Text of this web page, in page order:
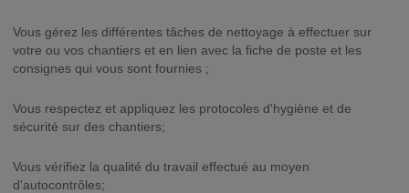
Vous gérez les différentes tâches de nettoyage à effectuer sur
votre ou vos chantiers et en lien avec la fiche de poste et les
consignes qui vous sont fournies ;
Vous respectez et appliquez les protocoles d'hygiène et de
sécurité sur des chantiers;
Vous vérifiez la qualité du travail effectué au moyen
d'autocontrôles;